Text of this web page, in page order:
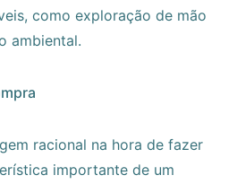
como exploração de mão
ambiental.
racional na hora de fazer
importante de um